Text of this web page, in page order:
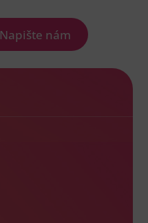
Napište nám